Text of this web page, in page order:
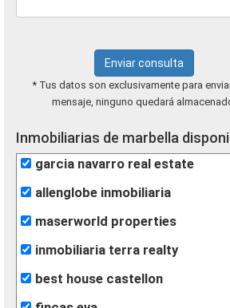
Enviar consulta
* Tus datos son exclusivamente para
mensaje, ninguno quedará
Inmobiliarias de marbella
garcia navarro real estate
allenglobe inmobiliaria
maserworld properties
inmobiliaria terra realty
best house castellon